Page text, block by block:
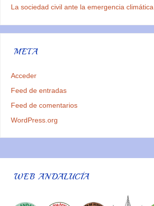
La sociedad civil ante la emergencia climática
META
Acceder
Feed de entradas
Feed de comentarios
WordPress.org
WEB ANDALUCÍA